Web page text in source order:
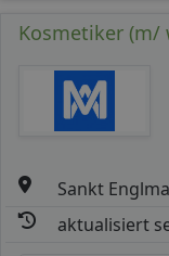
Kosmetiker (m/
Sankt
aktualisiert